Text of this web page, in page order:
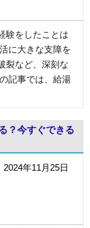
験をしたことは
に大きな支障を
裂など、深刻な
記事では、給湯
？今すぐできる
2024年11月25日